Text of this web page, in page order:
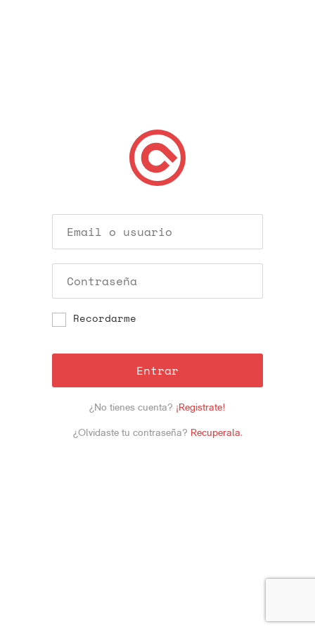
Recordarme
Entrar
¿No tienes cuenta? ¡Registrate!
¿Olvidaste tu contraseña? Recuperala.